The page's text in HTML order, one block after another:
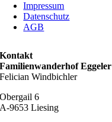
Impressum
Datenschutz
AGB
Kontakt
Familienwanderhof Eggeler
Felician Windbichler
Obergail 6
A-9653 Liesing